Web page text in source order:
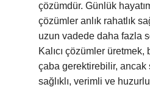
çözümdür. Günlük
çözümler anlık rahatlık
uzun vadede daha fazla
Kalıcı çözümler
çaba gerektirebilir, ancak
sağlıklı, verimli ve